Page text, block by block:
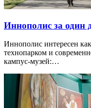
Иннополис за один
Иннополис интересен
технопарком и
кампус-музей:…